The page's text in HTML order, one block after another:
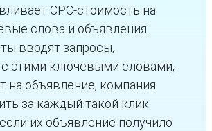
CPC-стоимость на
слова и объявления.
вводят запросы,
этими ключевыми словами,
на объявление, компания
за каждый такой клик.
их объявление получило